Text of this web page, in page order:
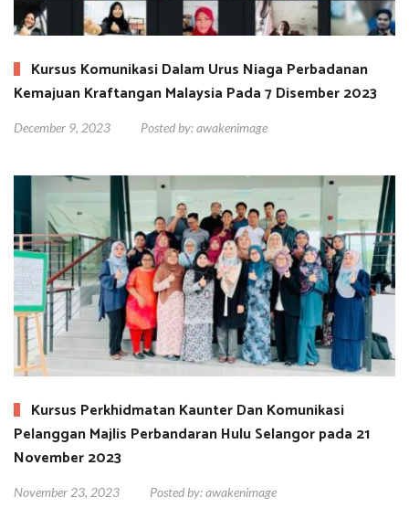
Kursus Komunikasi Dalam Urus Niaga Perbadanan
Kemajuan Kraftangan Malaysia Pada 7 Disember 2023
December 9, 2023 Posted by:awakenimage
Kursus Perkhidmatan Kaunter Dan Komunikasi
Pelanggan Majlis Perbandaran Hulu Selangor pada 21
November 2023
November 23, 2023 Posted by:awakenimage